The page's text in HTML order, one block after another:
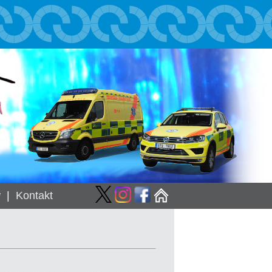
Kontakt